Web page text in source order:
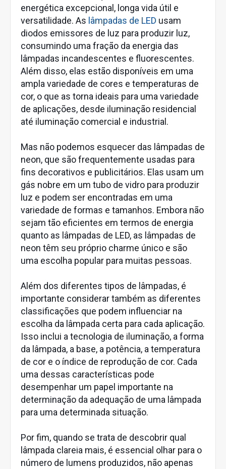
energética excepcional, longa vida útil e
versatilidade. As lâmpadas de LED usam
diodos emissores de luz para produzir luz,
consumindo uma fração da energia das
lâmpadas incandescentes e fluorescentes.
Além disso, elas estão disponíveis em uma
ampla variedade de cores e temperaturas de
cor, o que as torna ideais para uma variedade
de aplicações, desde iluminação residencial
até iluminação comercial e industrial.
Mas não podemos esquecer das lâmpadas de
neon, que são frequentemente usadas para
fins decorativos e publicitários. Elas usam um
gás nobre em um tubo de vidro para produzir
luz e podem ser encontradas em uma
variedade de formas e tamanhos. Embora não
sejam tão eficientes em termos de energia
quanto as lâmpadas de LED, as lâmpadas de
neon têm seu próprio charme único e são
uma escolha popular para muitas pessoas.
Além dos diferentes tipos de lâmpadas, é
importante considerar também as diferentes
classificações que podem influenciar na
escolha da lâmpada certa para cada aplicação.
Isso inclui a tecnologia de iluminação, a forma
da lâmpada, a base, a potência, a temperatura
de cor e o índice de reprodução de cor. Cada
uma dessas características pode
desempenhar um papel importante na
determinação da adequação de uma lâmpada
para uma determinada situação.
Por fim, quando se trata de descobrir qual
lâmpada clareia mais, é essencial olhar para o
número de lumens produzidos, não apenas